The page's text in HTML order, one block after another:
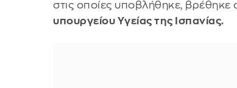
στις οποίες υποβλήθηκε,
υπουργείου Υγείας της Ισπανίας.